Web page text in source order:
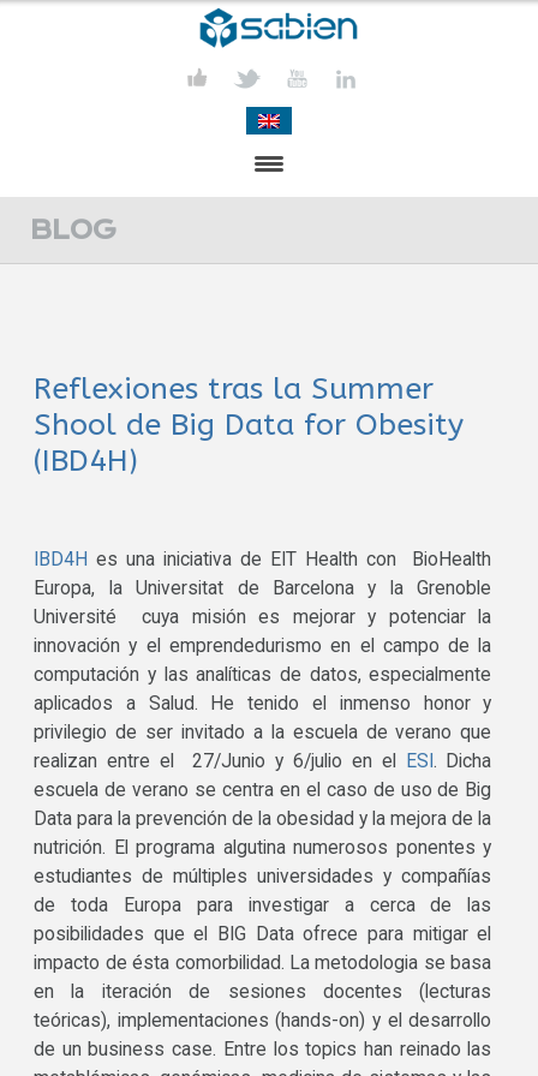
PRESENTACIÓN
ACTIVIDADES
COMUNICACIÓN
BLOG
Reflexiones tras la Summer
Shool de Big Data for Obesity
(IBD4H)
IBD4H es una iniciativa de EIT Health con BioHealth
Europa, la Universitat de Barcelona y la Grenoble
Université cuya misión es mejorar y potenciar la
innovación y el emprendedurismo en el campo de la
computación y las analíticas de datos, especialmente
aplicados a Salud. He tenido el inmenso honor y
privilegio de ser invitado a la escuela de verano que
realizan entre el 27/Junio y 6/julio en el
ESI . Dicha
escuela de verano se centra en el caso de uso de Big
Data para la prevención de la obesidad y la mejora de la
nutrición. El programa algutina numerosos ponentes y
estudiantes de múltiples universidades y compañías
de toda Europa para investigar a cerca de las
posibilidades que el BIG Data ofrece para mitigar el
impacto de ésta comorbilidad. La metodologia se basa
en la iteración de sesiones docentes (lecturas
teóricas), implementaciones (hands-on) y el desarrollo
de un business case. Entre los topics han reinado las